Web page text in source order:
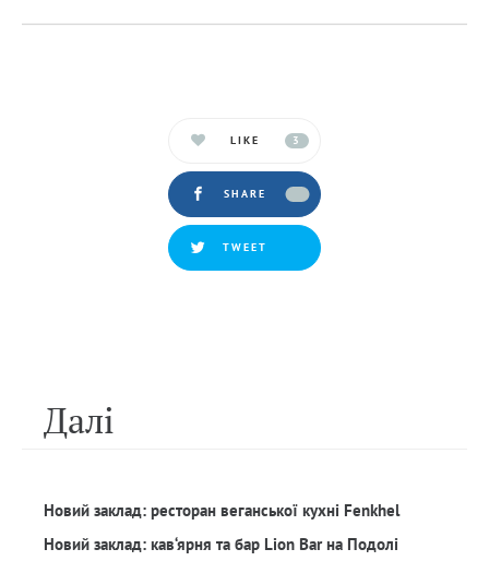
LIKE 3
SHARE
TWEET
Далi
Новий заклад: ресторан веганської кухні Fenkhel
Новий заклад: кав‘ярня та бар Lion Bar на Подолі